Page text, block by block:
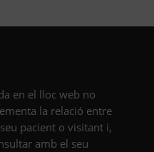
en el lloc web no
la relació entre
pacient o visitant i,
amb el seu